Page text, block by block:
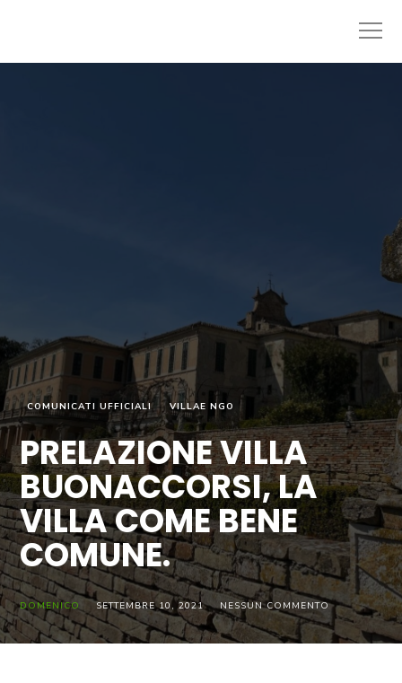
COMUNICATI UFFICIALI VILLAE NGO
PRELAZIONE VILLA
BUONACCORSI, LA
VILLA COME BENE
COMUNE.
DOMENICO SETTEMBRE 10, 2021 NESSUN COMMENTO